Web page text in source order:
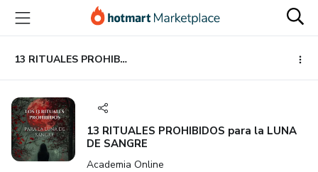
principal
página
de
página
13 RITUALES PROHIBIDOS para la LUNA DE SANGRE
13 RITUALES PROHIBIDOS para la LUNA
DE SANGRE
Academia Online